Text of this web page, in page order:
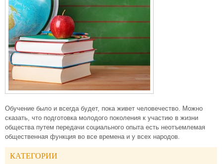
Обучение было и всегда будет, пока живет человечество. Можно
сказать, что подготовка молодого поколения к участию в жизни
общества путем передачи социального опыта есть неотъемлемая
общественная функция во все времена и у всех народов.
КАТЕГОРИИ